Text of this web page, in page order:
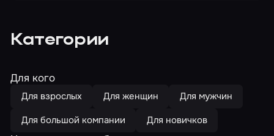
Категории
Для кого
Для взрослых Для женщин
Для мужчин
Для большой компании
Для новичков